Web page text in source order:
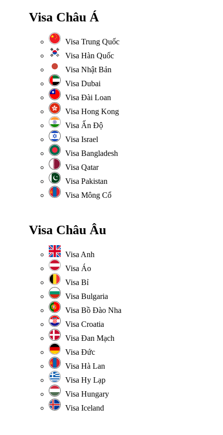
Visa Châu Á
Visa Trung Quốc
Visa Hàn Quốc
Visa Nhật Bản
Visa Dubai
Visa Đài Loan
Visa Hong Kong
Visa Ấn Độ
Visa Israel
Visa Bangladesh
Visa Qatar
Visa Pakistan
Visa Mông Cổ
Visa Châu Âu
Visa Anh
Visa Áo
Visa Bỉ
Visa Bulgaria
Visa Bồ Đào Nha
Visa Croatia
Visa Đan Mạch
Visa Đức
Visa Hà Lan
Visa Hy Lạp
Visa Hungary
Visa Iceland